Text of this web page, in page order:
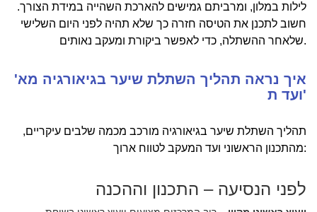
לילות במלון, ומרביתם גמישים להארכת השהייה במידת הצורך.
חשוב לתכנן את הטיסה חזרה כך שלא תהיה לפני היום השלישי
שלאחר ההשתלה, כדי לאפשר ביקורת ומעקב נאותים.
איך נראה תהליך השתלת שיער בגיאורגיה מא'
ועד ת'
תהליך השתלת שיער בגיאורגיה מורכב מכמה שלבים עיקריים,
מהתכנון הראשוני ועד המעקב לטווח ארוך:
לפני הנסיעה – התכנון וההכנה